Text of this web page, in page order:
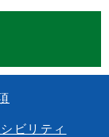
ビリティ